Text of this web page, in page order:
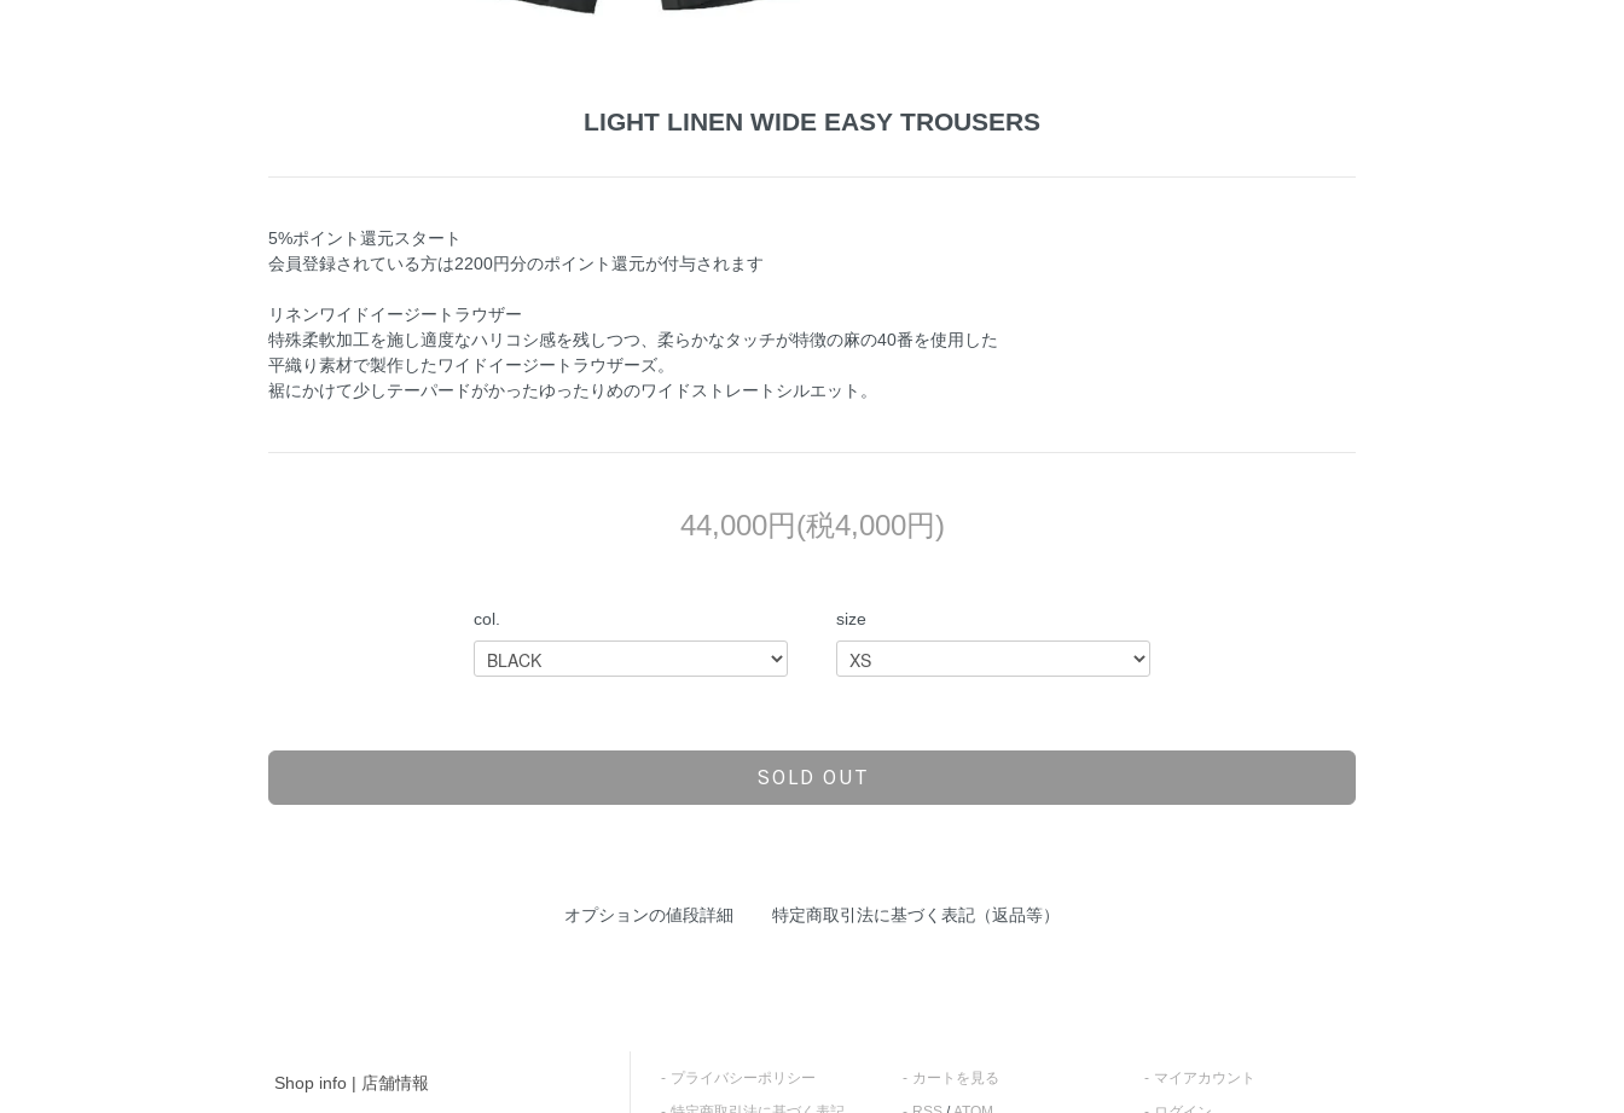
LIGHT LINEN WIDE EASY TROUSERS
5%ポイント還元スタート
会員登録されている方は2200円分のポイント還元が付与されます
リネンワイドイージートラウザー
特殊柔軟加工を施し適度なハリコシ感を残しつつ、柔らかなタッチが特徴の麻の40番を使用した
平織り素材で製作したワイドイージートラウザーズ。
裾にかけて少しテーパードがかったゆったりめのワイドストレートシルエット。
44,000円(税4,000円)
col. size
SOLD OUT
オプションの値段詳細 特定商取引法に基づく表記（返品等）
Shop info | 店舗情報
プライバシーポリシー
カートを見る
マイアカウント